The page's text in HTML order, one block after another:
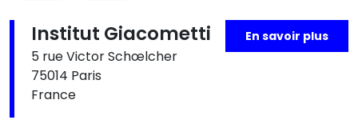
Institut Giacometti
5 rue Victor Schœlcher
75014 Paris
France
En savoir plus